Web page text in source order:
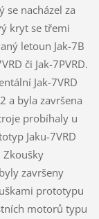
nacházel za
kryt se třemi
letoun Jak-7B
či Jak-7PVRD.
Jak-7VRD
a byla završena
probíhaly u
Jaku-7VRD
Zkoušky
završeny
prototypu
motorů typu